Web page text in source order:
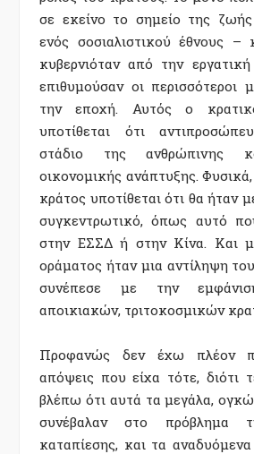
σε εκείνο το σημείο της
ενός σοσιαλιστικού έθνους
κυβερνιόταν από την
επιθυμούσαν οι περισσότεροι
την εποχή. Αυτός ο
υποτίθεται ότι
στάδιο της ανθρώπινης
οικονομικής ανάπτυξης.
κράτος υποτίθεται ότι θα ήταν
συγκεντρωτικό, όπως αυτό
στην ΕΣΣΔ ή στην Κίνα. Και
οράματος ήταν μια αντίληψη
συνέπεσε με την
αποικιακών, τριτοκοσμικών
Προφανώς δεν έχω πλέον
απόψεις που είχα τότε, διότι
βλέπω ότι αυτά τα μεγάλα,
συνέβαλαν στο πρόβλημα
καταπίεσης, και τα